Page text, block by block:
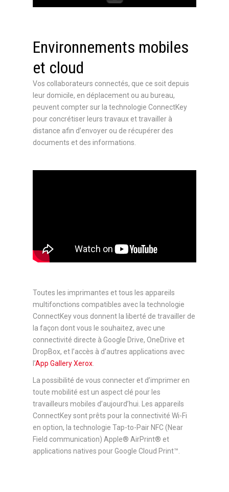
Environnements mobiles
et cloud
Vos collaborateurs connectés, que ce soit depuis
leur domicile, en déplacement ou au bureau,
peuvent compter sur la technologie ConnectKey
pour concrétiser leurs travaux et travailler à
distance afin d’envoyer ou de récupérer des
documents et des informations.
Toutes les imprimantes et tous les appareils
multifonctions compatibles avec la technologie
ConnectKey vous donnent la liberté de travailler de
la façon dont vous le souhaitez, avec une
connectivité directe à Google Drive, OneDrive et
DropBox, et l’accès à d’autres applications avec
l’App Gallery Xerox
La possibilité de vous connecter et d’imprimer en
toute mobilité est un aspect clé pour les
travailleurs mobiles d’aujourd’hui. Les appareils
ConnectKey sont prêts pour la connectivité Wi-Fi
en option, la technologie Tap-to-Pair NFC (Near
Field communication) Apple® AirPrint® et
applications natives pour Google Cloud Print™.